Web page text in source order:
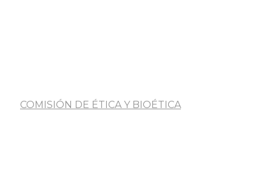
COMISIÓN DE ÉTICA Y BIOÉTICA